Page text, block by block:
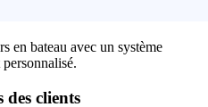
en bateau avec un système
des clients